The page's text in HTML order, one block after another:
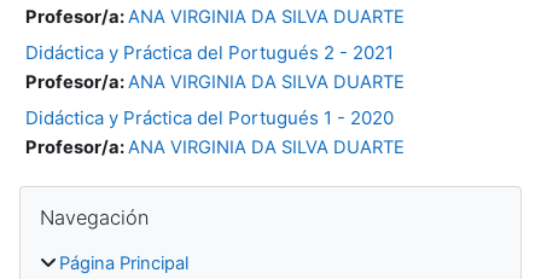
Profesor/a:ANA VIRGINIA DA SILVA DUARTE
Didáctica y Práctica del Portugués 2 - 2021
Profesor/a:ANA VIRGINIA DA SILVA DUARTE
Didáctica y Práctica del Portugués 1 - 2020
Profesor/a:ANA VIRGINIA DA SILVA DUARTE
Bloques
Navegación
Página Principal